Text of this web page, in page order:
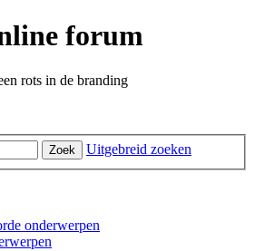
forum
rots in de branding
Zoek Uitgebreid zoeken
onderwerpen